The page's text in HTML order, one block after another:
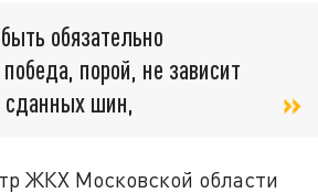
обязательно
порой, не зависит
сданных шин,
ЖКХ Московской области